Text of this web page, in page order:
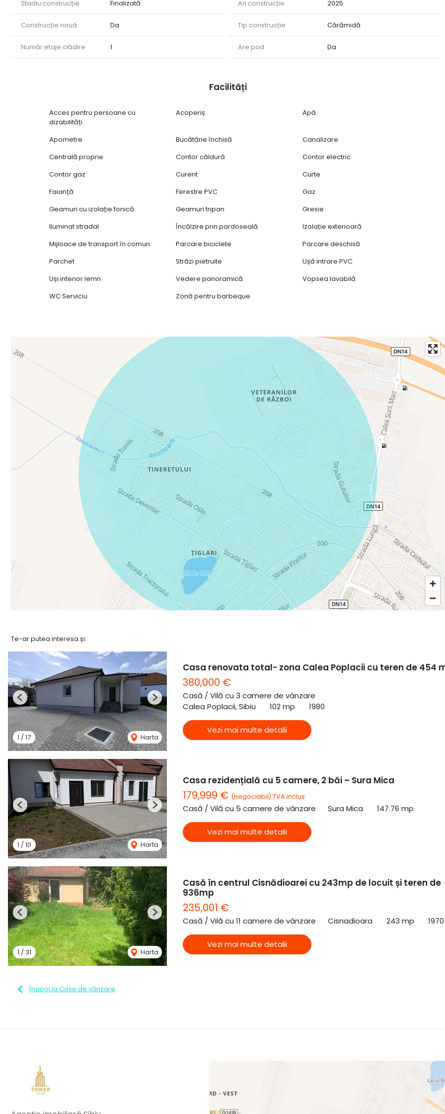
electric trifazic, cablu, internet. Locația este aproape de Shopping Center Prima, Jumbo, Hornbach, Kaufland,
cu acces ușor la autostradă.
Totul la cheie.
Preț negociabil.
Pentru detalii sau vizionări, contactați-mă la numărul afișat!
Stadiu construcție Finalizată An construcție 2025
Construcție nouă Da Tip construcție Cărămidă
Număr etaje clădire 1 Are pod Da
Facilități
Acces pentru persoane cu
dizabilități
Acoperiș Apă
Apometre Bucătărie închisă
Canalizare
Centrală proprie
Contor căldură
Contor electric
Contor gaz
Curent
Curte
Faianță
Ferestre PVC
Gaz
Geamuri cu izolație fonică
Geamuri tripan
Gresie
Iluminat stradal
Încălzire prin pardoseală
Izolație exterioară
Mijloace de transport în comun
Parcare biciclete
Parcare deschisă
Parchet
Străzi pietruite
Ușă intrare PVC
Uși interior lemn
Vedere panoramică
Vopsea lavabilă
WC Serviciu
Zonă pentru barbeque
Te-ar putea interesa și:
1 /17 Harta
Previous Next
Casa renovata total- zona Calea Poplacii cu teren de 454
380,000 €
Casă / Vilă cu 3 camere de vânzare
Calea Poplacii, Sibiu
102 mp 1980
Vezi mai multe detalii
1 /10 Harta
Previous Next
Casa rezidențială cu 5 camere, 2 băi – Sura Mica
179,999 € (negociabil) TVA inclus
Casă / Vilă cu 5 camere de vânzare Sura Mica 147.76 mp
Vezi mai multe detalii
1 / 31 Harta
Previous Next
Casă în centrul Cisnădioarei cu 243mp de locuit și teren de
936mp
235,001 €
Casă / Vilă cu 11 camere de vânzare Cisnadioara 243 mp 1970
Vezi mai multe detalii
Înapoi la Case de vânzare